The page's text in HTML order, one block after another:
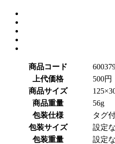
商品コード
上代価格
500円
商品サイズ
商品重量
56g
包装仕様
タグ
包装サイズ
設定
包装重量
設定